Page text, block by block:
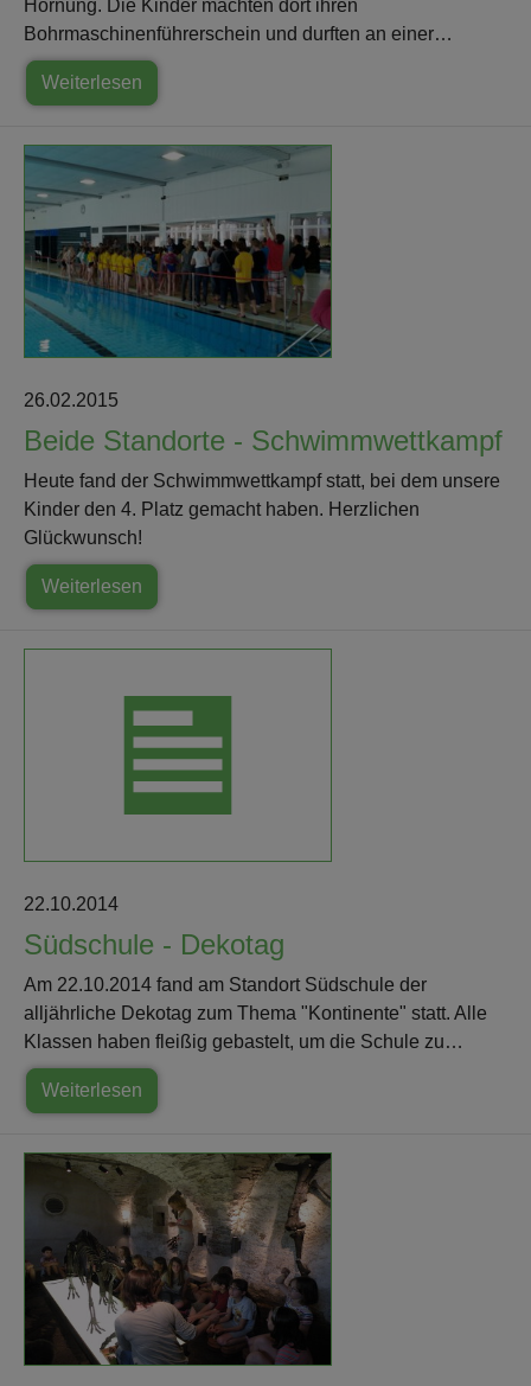
Hornung. Die Kinder machten dort ihren
Bohrmaschinenführerschein und durften an einer…
Weiterlesen
26.02.2015
Beide Standorte - Schwimmwettkampf
Heute fand der Schwimmwettkampf statt, bei dem unsere
Kinder den 4. Platz gemacht haben. Herzlichen
Glückwunsch!
Weiterlesen
22.10.2014
Südschule - Dekotag
Am 22.10.2014 fand am Standort Südschule der
alljährliche Dekotag zum Thema "Kontinente" statt. Alle
Klassen haben fleißig gebastelt, um die Schule zu…
Weiterlesen